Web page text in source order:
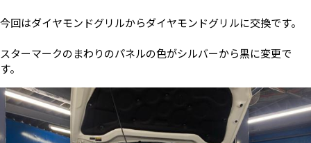
今回はダイヤモンドグリルからダイヤモンドグリルに交換です。
スターマークのまわりのパネルの色がシルバーから黒に変更で
す。